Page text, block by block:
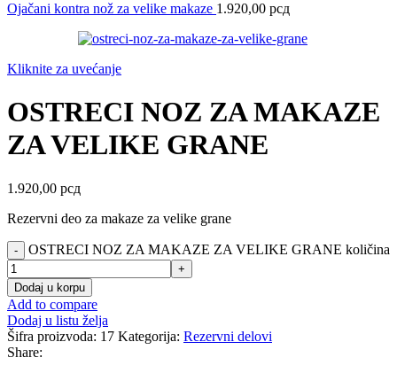
Ojačani kontra nož za velike makaze 1.920,00 рсд
Kliknite za uvećanje
OSTRECI NOZ ZA MAKAZE
ZA VELIKE GRANE
1.920,00 рсд
Rezervni deo za makaze za velike grane
OSTRECI NOZ ZA MAKAZE ZA VELIKE GRANE količina
Dodaj u korpu
Add to compare
Dodaj u listu želja
Šifra proizvoda: 17 Kategorija: Rezervni delovi
Share: